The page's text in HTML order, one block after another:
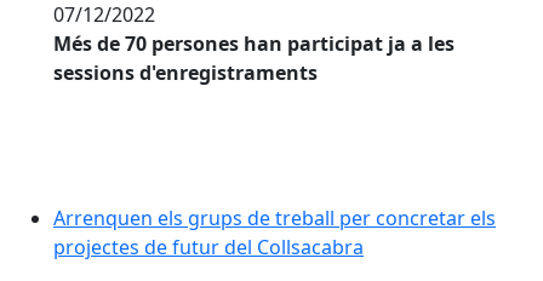
07/12/2022
Més de 70 persones han participat ja a les
sessions d'enregistraments
Arrenquen els grups de treball per concretar els
Arrenquen els grups de treball per concretar els
projectes de futur del Collsacabra